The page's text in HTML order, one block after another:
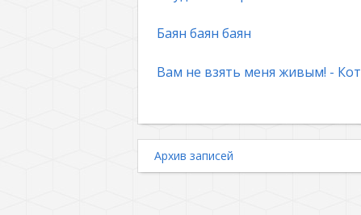
Баян баян баян
Вам не взять меня живым! - Кот
Архив записей